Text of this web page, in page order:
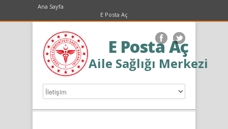
Ana Sayfa
E Posta Aç
E Posta Aç
Aile Sağlığı Merkezi